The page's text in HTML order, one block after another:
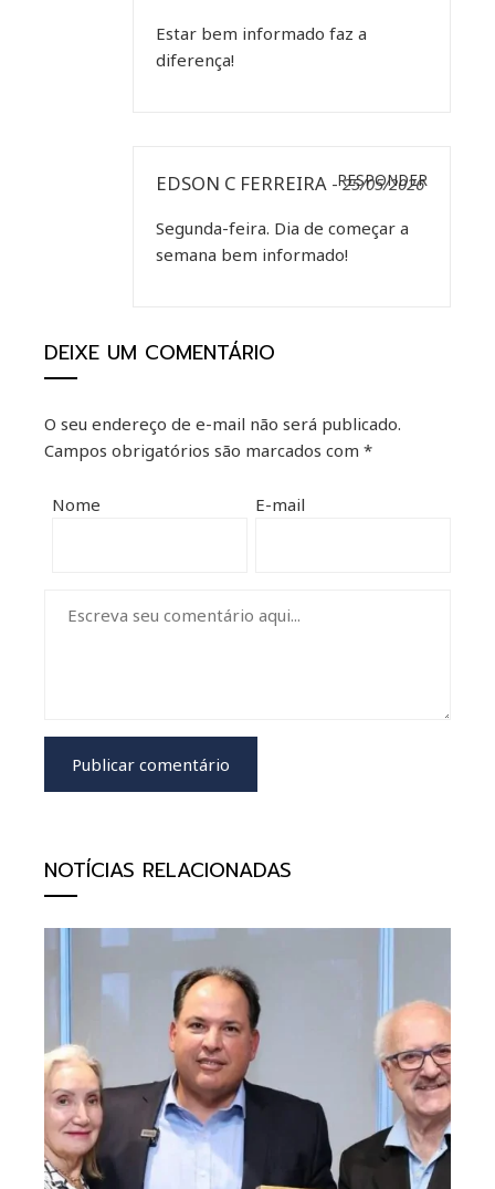
Estar bem informado faz a
diferença!
EDSON C FERREIRA -25/05/2026
RESPONDER
Segunda-feira. Dia de começar a
semana bem informado!
DEIXE UM COMENTÁRIO
O seu endereço de e-mail não será publicado.
Campos obrigatórios são marcados com *
Nome E-mail
NOTÍCIAS RELACIONADAS